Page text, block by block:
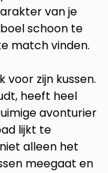
van je
schoon te
match vinden.
voor zijn kussen.
heeft heel
avonturier
lijkt te
alleen het
meegaat en